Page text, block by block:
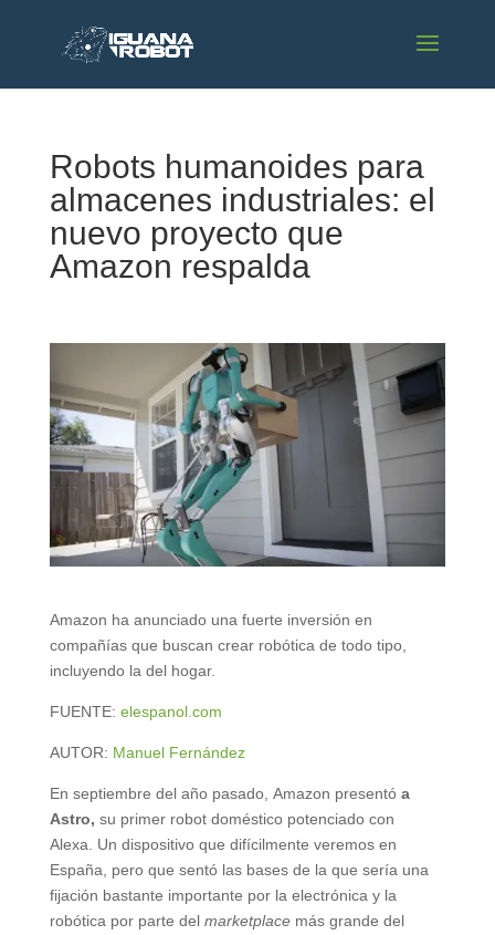
Robots humanoides para
almacenes industriales: el
nuevo proyecto que
Amazon respalda
Amazon ha anunciado una fuerte inversión en
compañías que buscan crear robótica de todo tipo,
incluyendo la del hogar.
FUENTE: elespanol.com
AUTOR: Manuel Fernández
En septiembre del año pasado, Amazon presentó a
Astro, su primer robot doméstico potenciado con
Alexa. Un dispositivo que difícilmente veremos en
España, pero que sentó las bases de la que sería una
fijación bastante importante por la electrónica y la
robótica por parte del marketplace más grande del